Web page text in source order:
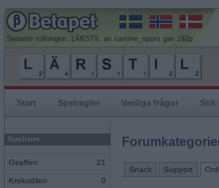
Senaste rullningen, LÄRSTIl, av samme_spurs gav 182p
Start Spelregler Vanliga frågor Sök
Spelrum
Giraffen 21
Krokodilen 0
Snack Support